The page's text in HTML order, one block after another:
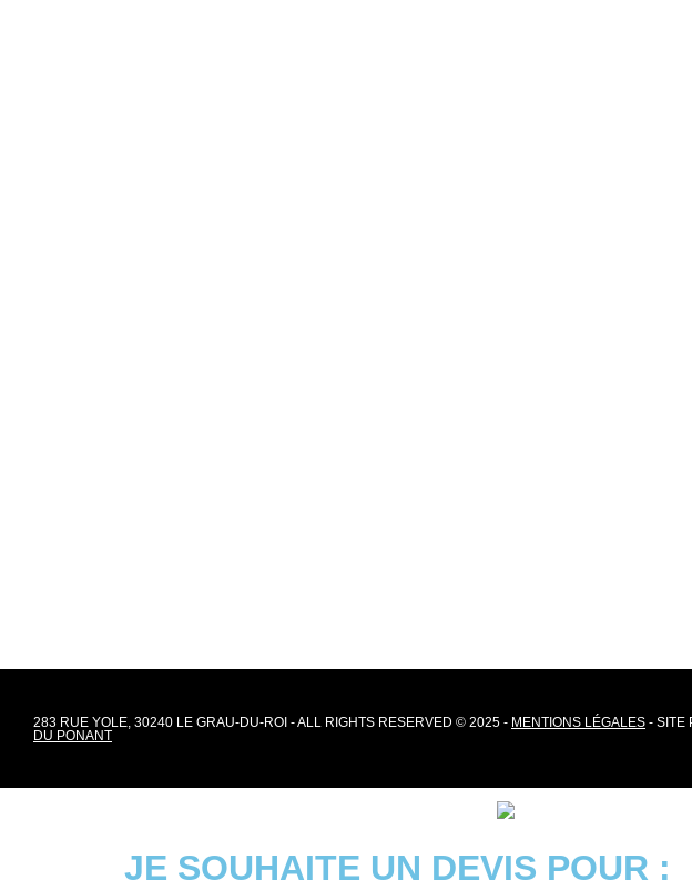
283 RUE YOLE, 30240 LE GRAU-DU-ROI - ALL RIGHTS RESERVED © 2025 - MENTIONS LÉGALES - SITE
DU PONANT
JE SOUHAITE UN DEVIS POUR :